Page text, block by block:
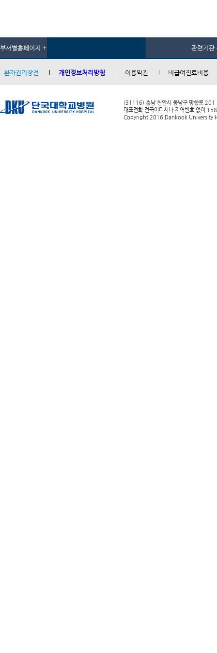
부서별홈페이지 + 관련기관
환자권리장전 개인정보처리방침 이용약관 비급여진료비용
(31116) 충남 천안시 동남구 망향로 201
대표전화 전국어디서나 지역번호 없이
Copyright 2016 Dankook University